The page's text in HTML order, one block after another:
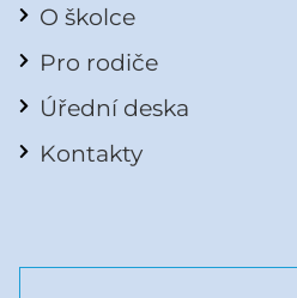
O školce
Pro rodiče
Úřední deska
Kontakty